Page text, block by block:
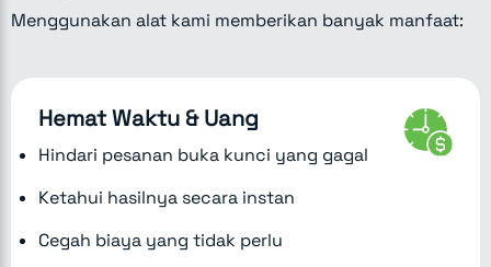
Menggunakan alat kami memberikan banyak manfaat:
Hemat Waktu & Uang
Hindari pesanan buka kunci yang gagal
Ketahui hasilnya secara instan
Cegah biaya yang tidak perlu